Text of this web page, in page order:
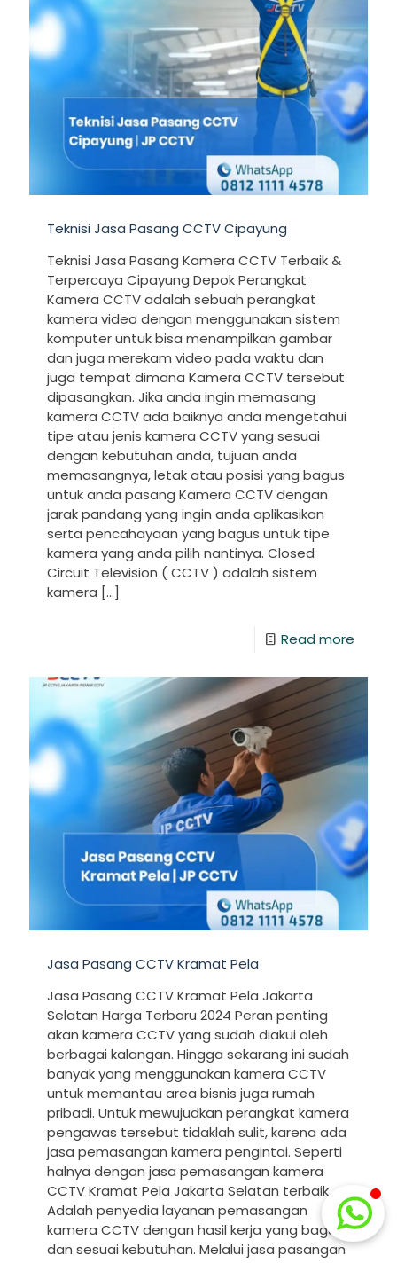
Teknisi Jasa Pasang CCTV Cipayung
Teknisi Jasa Pasang Kamera CCTV Terbaik &
Terpercaya Cipayung Depok Perangkat
Kamera CCTV adalah sebuah perangkat
kamera video dengan menggunakan sistem
komputer untuk bisa menampilkan gambar
dan juga merekam video pada waktu dan
juga tempat dimana Kamera CCTV tersebut
dipasangkan. Jika anda ingin memasang
kamera CCTV ada baiknya anda mengetahui
tipe atau jenis kamera CCTV yang sesuai
dengan kebutuhan anda, tujuan anda
memasangnya, letak atau posisi yang bagus
untuk anda pasang Kamera CCTV dengan
jarak pandang yang ingin anda aplikasikan
serta pencahayaan yang bagus untuk tipe
kamera yang anda pilih nantinya. Closed
Circuit Television ( CCTV ) adalah sistem
kamera […]
Read more
Jasa Pasang CCTV Kramat Pela
Jasa Pasang CCTV Kramat Pela Jakarta
Selatan Harga Terbaru 2024 Peran penting
akan kamera CCTV yang sudah diakui oleh
berbagai kalangan. Hingga sekarang ini sudah
banyak yang menggunakan kamera CCTV
untuk memantau area bisnis juga rumah
pribadi. Untuk mewujudkan perangkat kamera
pengawas tersebut tidaklah sulit, karena ada
jasa pemasangan kamera pengintai. Seperti
halnya dengan jasa pemasangan kamera
CCTV Kramat Pela Jakarta Selatan terbaik.
Adalah penyedia layanan pemasangan
kamera CCTV dengan hasil kerja yang bagus
dan sesuai kebutuhan. Melalui jasa pasangan